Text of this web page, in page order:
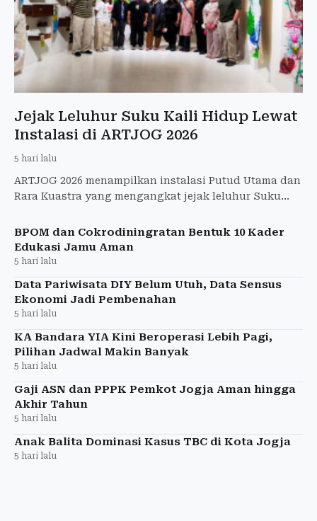
Jejak Leluhur Suku Kaili Hidup Lewat
Instalasi di ARTJOG 2026
5 hari lalu
ARTJOG 2026 menampilkan instalasi Putud Utama dan
Rara Kuastra yang mengangkat jejak leluhur Suku
BPOM dan Cokrodiningratan Bentuk 10 Kader
Edukasi Jamu Aman
5 hari lalu
Data Pariwisata DIY Belum Utuh, Data Sensus
Ekonomi Jadi Pembenahan
5 hari lalu
KA Bandara YIA Kini Beroperasi Lebih Pagi,
Pilihan Jadwal Makin Banyak
5 hari lalu
Gaji ASN dan PPPK Pemkot Jogja Aman hingga
Akhir Tahun
5 hari lalu
Anak Balita Dominasi Kasus TBC di Kota Jogja
5 hari lalu